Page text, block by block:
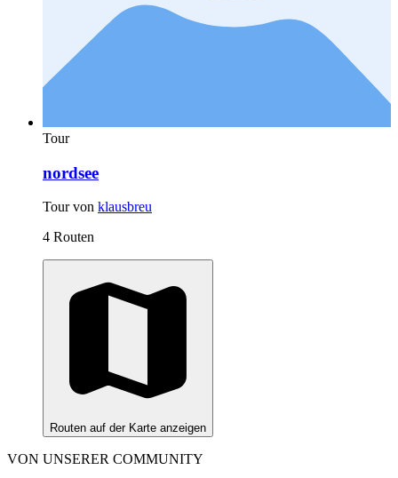
Tour
nordsee
Tour von klausbreu
4 Routen
Routen auf der Karte anzeigen
VON UNSERER COMMUNITY